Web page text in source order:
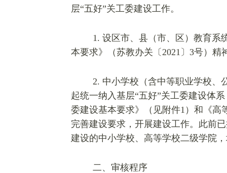
层“五好”关工委建设工作。
1. 设区市、县（市、区）教育系
本要求》（苏教办关〔2021〕3号）精
2. 中小学校（含中等职业学校、
起统一纳入基层“五好”关工委建设体
委建设基本要求》（见附件1）和《高
完善建设要求，开展建设工作。此前
建设的中小学校、高等学校二级学院
二、审核程序